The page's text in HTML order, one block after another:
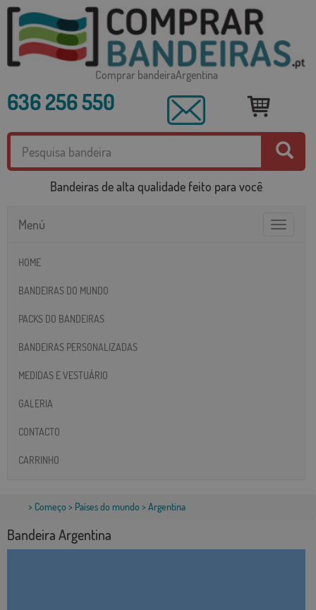
Comprar bandeiraArgentina
636 256 550
Bandeiras de alta qualidade feito para você
Toggle
Menú
HOME
BANDEIRAS DO MUNDO
PACKS DO BANDEIRAS
BANDEIRAS PERSONALIZADAS
MEDIDAS E VESTUÁRIO
GALERIA
CONTACTO
CARRINHO
> Começo > Países do mundo > Argentina
Bandeira Argentina